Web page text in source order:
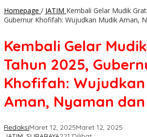
Homepage / JATIM Kembali Gelar Mudik
Gubernur Khofifah: Wujudkan Mudik Aman,
Kembali Gelar
Tahun 2025,
Khofifah:
Aman, Nyaman
RedaksiMaret 12, 2025Maret 12, 2025